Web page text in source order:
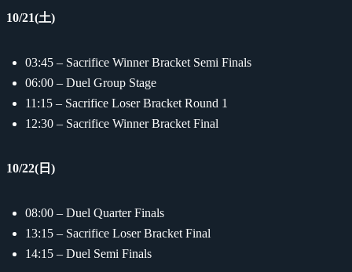
10/21(土)
03:45 – Sacrifice Winner Bracket Semi Finals
06:00 – Duel Group Stage
11:15 – Sacrifice Loser Bracket Round 1
12:30 – Sacrifice Winner Bracket Final
10/22(日)
08:00 – Duel Quarter Finals
13:15 – Sacrifice Loser Bracket Final
14:15 – Duel Semi Finals